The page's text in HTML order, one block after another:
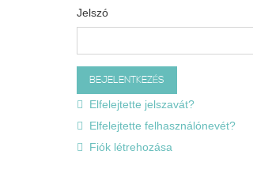
Jelszó
Elfelejtette jelszavát?
Elfelejtette felhasználónevét?
Fiók létrehozása